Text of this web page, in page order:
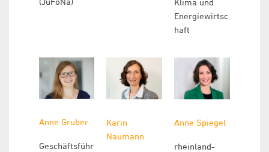
Energiewirtsc
haft
Anne Gruber
Geschäftsführ
Karin
Naumann
Anne Spiegel
rheinland-